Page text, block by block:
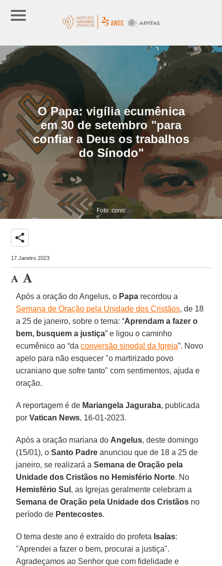
O Papa: vigília ecumênica
em 30 de setembro "para
confiar a Deus os trabalhos
do Sínodo"
Foto: conic
share
17 Janeiro 2023
Após a oração do Angelus, o Papa recordou a
Semana de Oração pela Unidade dos Cristãos, de 18
a 25 de janeiro, sobre o tema: “Aprendam a fazer o
bem, busquem a justiça” e ligou o caminho
ecumênico ao “daconversão sinodal da Igreja”. Novo
apelo para não esquecer "o martirizado povo
ucraniano que sofre tanto" com sentimentos, ajuda e
oração.
A reportagem é de Mariangela Jaguraba, publicada
porVatican News, 16-01-2023.
Após a oração mariana do Angelus, deste domingo
(15/01), oSanto Padre anunciou que de 18 a 25 de
janeiro, se realizará aSemana de Oração pela
Unidade dos Cristãos no Hemisfério Norte. No
Hemisfério Sul , as Igrejas geralmente celebram a
Semana de Oração pela Unidade dos Cristãos no
período de Pentecostes.
O tema deste ano é extraído do profeta Isaías:
"Aprendei a fazer o bem, procurai a justiça".
Agradeçamos ao Senhor que com fidelidade e